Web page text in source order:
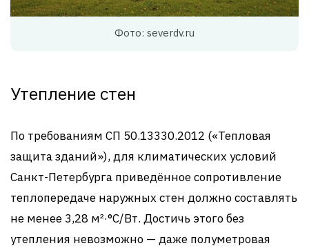
Фото: severdv.ru
Утепление стен
По требованиям СП 50.13330.2012 («Тепловая
защита зданий»), для климатических условий
Санкт-Петербурга приведённое сопротивление
теплопередаче наружных стен должно составлять
не менее 3,28 м²·°C/Вт. Достичь этого без
утепления невозможно — даже полуметровая